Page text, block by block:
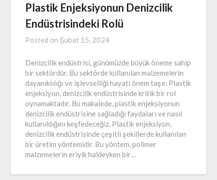
Plastik Enjeksiyonun Denizcilik
Endüstrisindeki Rolü
Posted on Şubat 15, 2024
Denizcilik endüstrisi, günümüzde büyük öneme sahip
bir sektördür. Bu sektörde kullanılan malzemelerin
dayanıklılığı ve işlevselliği hayati önem taşır. Plastik
enjeksiyon, denizcilik endüstrisinde kritik bir rol
oynamaktadır. Bu makalede, plastik enjeksiyonun
denizcilik endüstrisine sağladığı faydaları ve nasıl
kullanıldığını keşfedeceğiz. Plastik enjeksiyon,
denizcilik endüstrisinde çeşitli şekillerde kullanılan
bir üretim yöntemidir. Bu yöntem, polimer
malzemelerin eriyik haldeyken bir…